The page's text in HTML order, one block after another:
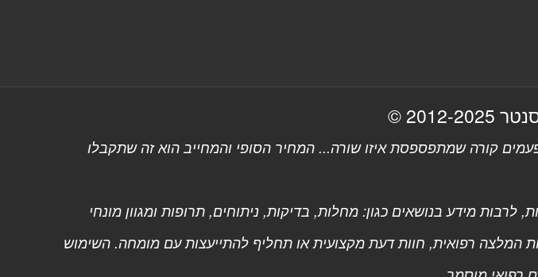
©
קורה שמתפספסת איזו שורה... המחיר הסופי והמחייב הוא זה שתקבלו
מידע בנושאים כגון: מחלות, בדיקות, ניתוחים, תרופות ומגוון מונחי
המלצה רפואית, חוות דעת מקצועית או תחליף להתייעצות עם מומחה. השימוש